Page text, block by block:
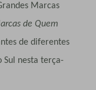
Marcas
de Quem
de diferentes
Sul nesta terça-